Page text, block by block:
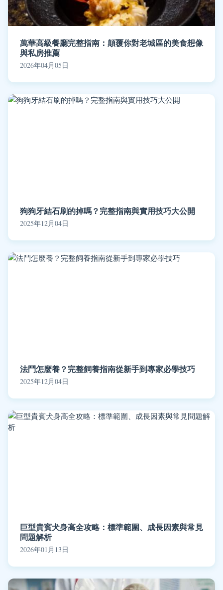
萬華高級餐廳完整指南：顛覆你對老城區的美食想像
與私房推薦
2026年04月05日
狗狗牙結石刷的掉嗎？完整指南與實用技巧大公開
2025年12月04日
法鬥怎麼養？完整飼養指南從新手到專家必學技巧
2025年12月04日
巨型貴賓犬身高全攻略：標準範圍、成長因素與常見
問題解析
2026年01月13日